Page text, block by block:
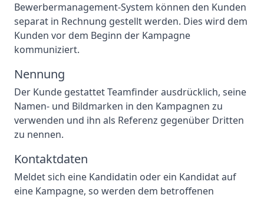
Bewerbermanagement-System können den Kunden
separat in Rechnung gestellt werden. Dies wird dem
Kunden vor dem Beginn der Kampagne
kommuniziert.
Nennung
Der Kunde gestattet Teamfinder ausdrücklich, seine
Namen- und Bildmarken in den Kampagnen zu
verwenden und ihn als Referenz gegenüber Dritten
zu nennen.
Kontaktdaten
Meldet sich eine Kandidatin oder ein Kandidat auf
eine Kampagne, so werden dem betroffenen